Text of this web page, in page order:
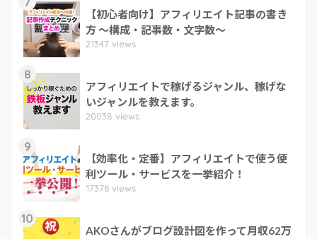
【初心者向け】アフィリエイト記事の書き
方 ～構成・記事数・文字数～
21347 views
8
アフィリエイトで稼げるジャンル、稼げな
いジャンルを教えます。
20038 views
9
【効率化・定番】アフィリエイトで使う便
利ツール・サービスを一挙紹介！
17376 views
10
AKOさんがブログ設計図を作って月収62万